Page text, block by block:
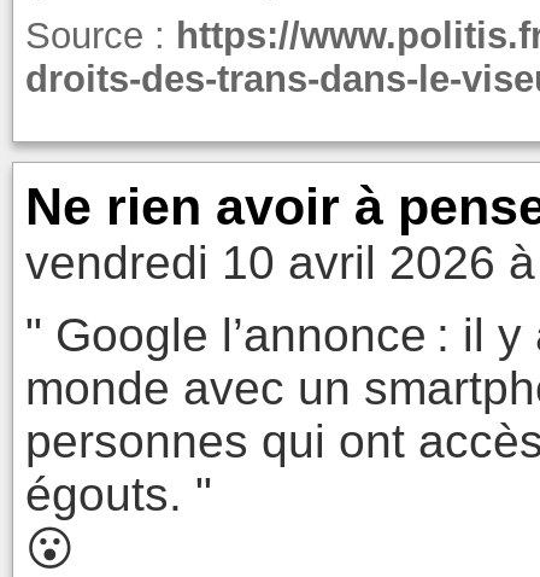
Source : https://
droits-des-trans-dans-le-
Ne rien avoir à
vendredi 10 avril 2026
" Google l’annonce : il
monde avec un
personnes qui ont
égouts. "
😮